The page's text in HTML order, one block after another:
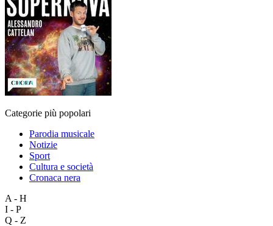
Categorie più popolari
Parodia musicale
Notizie
Sport
Cultura e società
Cronaca nera
A - H
I - P
Q - Z